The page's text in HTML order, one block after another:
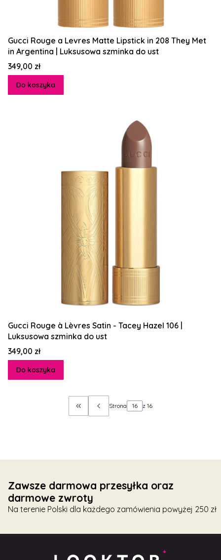
Gucci Rouge a Levres Matte Lipstick in 208 They Met
in Argentina | Luksusowa szminka do ust
Cena
349,00 zł
Do koszyka
Gucci Rouge à Lèvres Satin - Tacey Hazel 106 |
Luksusowa szminka do ust
Cena
349,00 zł
Do koszyka
Wróć do pierwszej strony z produktami
Strona z 16
Zawsze darmowa przesyłka oraz
darmowe zwroty
Na terenie Polski dla każdego zamówienia powyżej 250 zł